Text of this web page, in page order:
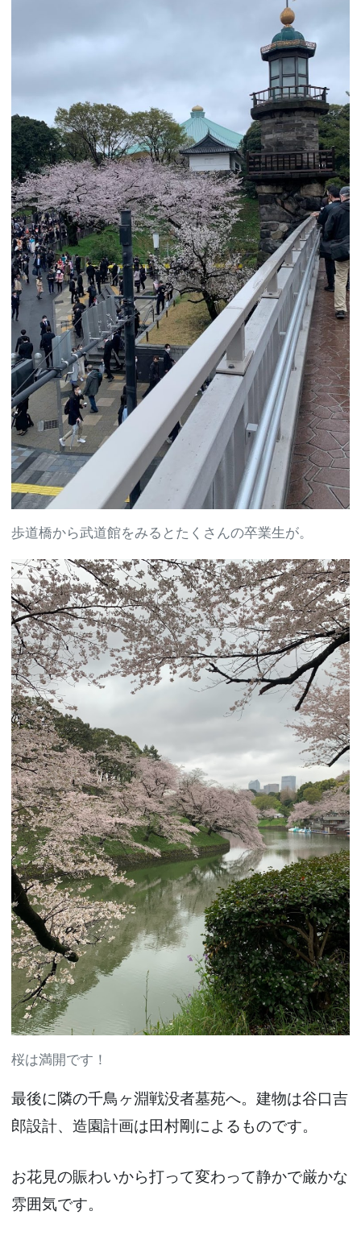
歩道橋から武道館をみるとたくさんの卒業生が。
桜は満開です！
最後に隣の千鳥ヶ淵戦没者墓苑へ。建物は谷口吉
郎設計、造園計画は田村剛によるものです。
お花見の賑わいから打って変わって静かで厳かな
雰囲気です。